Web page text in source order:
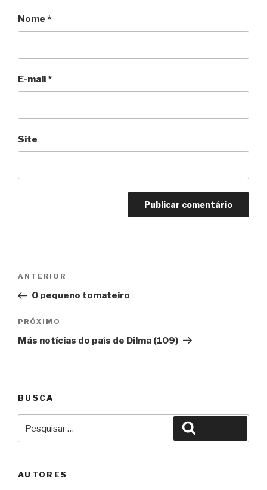
Nome *
E-mail*
Site
Post
Anterior
ANTERIOR
O pequeno tomateiro
Próximo
PRÓXIMO
Más notícias do país de Dilma (109)
BUSCA
por:
AUTORES